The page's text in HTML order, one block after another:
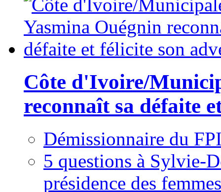
Côte d'Ivoire/
reconnaît sa défaite
Démissionnaire du
5 questions à Sylvie-
présidence des